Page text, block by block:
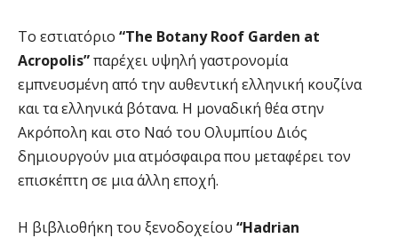
Το εστιατόριο “The Botany Roof Garden at
Acropolis”παρέχει υψηλή γαστρονομία
εμπνευσμένη από την αυθεντική ελληνική κουζίνα
και τα ελληνικά βότανα. Η μοναδική θέα στην
Ακρόπολη και στο Ναό του Ολυμπίου Διός
δημιουργούν μια ατμόσφαιρα που μεταφέρει τον
επισκέπτη σε μια άλλη εποχή.
Η βιβλιοθήκη του ξενοδοχείου “Ηadrian